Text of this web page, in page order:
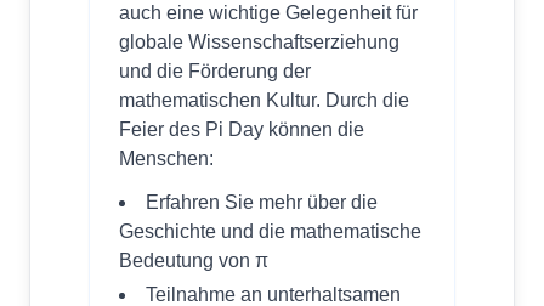
auch eine wichtige Gelegenheit für
globale Wissenschaftserziehung
und die Förderung der
mathematischen Kultur. Durch die
Feier des Pi Day können die
Menschen:
Erfahren Sie mehr über die
Geschichte und die mathematische
Bedeutung von π
Teilnahme an unterhaltsamen